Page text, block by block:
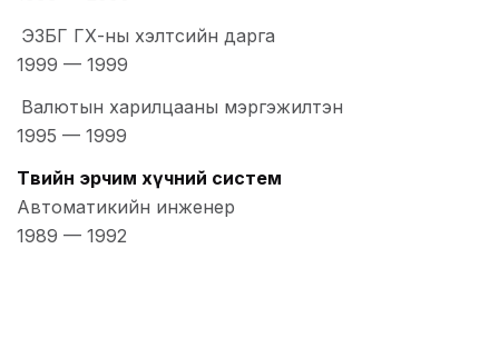
ЭЗБГ ГХ-ны хэлтсийн дарга
1999 — 1999
Валютын харилцааны мэргэжилтэн
1995 — 1999
Төвийн эрчим хүчний систем
Автоматикийн инженер
1989 — 1992